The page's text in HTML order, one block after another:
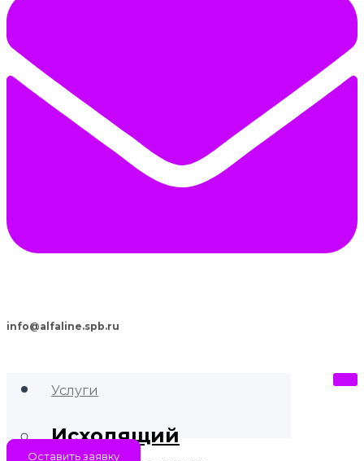
info@alfaline.spb.ru
Услуги
Исходящий
Оставить заявку